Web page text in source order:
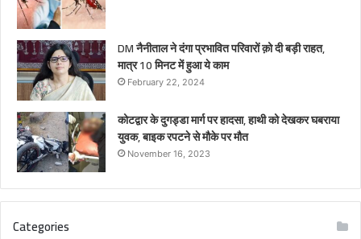
DM नैनीताल ने दंगा प्रभावित परिवारों क़ो दी बड़ी राहत,
मात्र 10 मिनट में हुआ ये काम
February 22, 2024
कोटद्वार के दुगड्डा मार्ग पर हादसा, हाथी को देखकर घबराया
युवक, बाइक रपटने से मौके पर मौत
November 16, 2023
Categories